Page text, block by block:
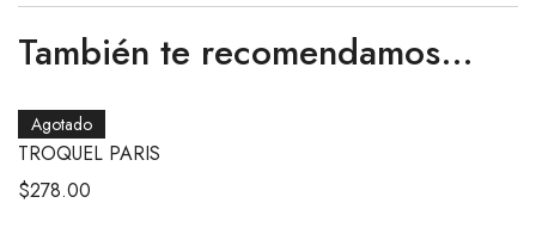
También te recomendamos…
Agotado
TROQUEL PARIS
$278.00